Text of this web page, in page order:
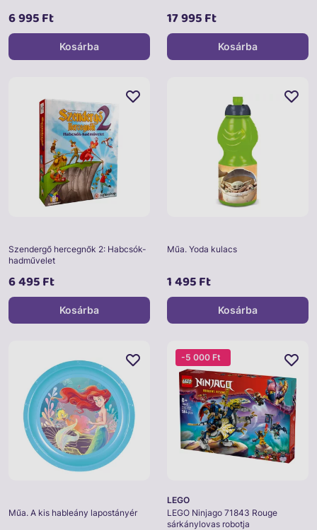
6 995 Ft
Kosárba
17 995 Ft
Kosárba
Szendergő hercegnők 2: Habcsók-
hadművelet
6 495 Ft
Kosárba
Műa. Yoda kulacs
1 495 Ft
Kosárba
Műa. A kis hableány lapostányér
LEGO
LEGO Ninjago 71843 Rouge
sárkánylovas robotja
-5 000 Ft